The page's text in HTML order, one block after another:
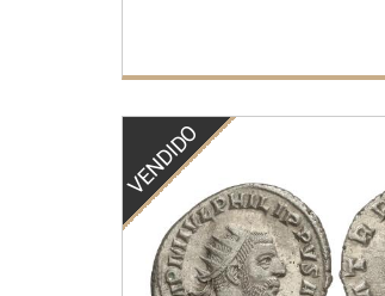
VENDIDO